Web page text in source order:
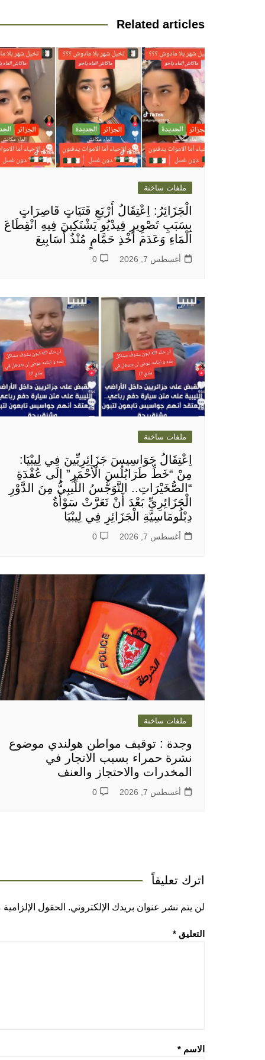
Related articles
ملفات ساخنة
الْجَزَائِرُ: اِعْتِقَالُ أَرْبَعِ فَتَيَاتٍ قَاصِرَاتٍ
بِسَبَبِ تَصْوِيرِ فِيدْيُو يَشْتَكِينَ فِيهِ انْقِطَاعَ
الْمَاءِ وَعَدَمَ أَخْذِ حَمَّامٍ مُنْذُ أَسَابِيعَ
أغسطس 7, 2026 0
ملفات ساخنة
اِعْتِقَالُ جَوَاسِيسَ جَزَائِرِيِّينَ فِي لِيبْيَا:
مِنْ “خَطِّ طَرَابُلُسَ الْأَحْمَرِ” إِلَى عُقْدَةِ
“الصُّخَيْرَاتِ.. التَّوَجُّسُ اللِّيبِيُّ مِنَ الدَّوْرِ
الْجَزَائِرِيِّ بَعْدَ أَنْ تَعَرَّتْ سَوْأَةُ
دِبْلُومَاسِيَّةِ الْجَزَائِرِ فِي لِيبْيَا
أغسطس 7, 2026 0
ملفات ساخنة
وجدة : توقيف مواطن هولندي موضوع
نشرة حمراء بسبب الاتجار في
المخدرات والاحتجاز والعنف
أغسطس 7, 2026 0
اترك تعليقاً
لن يتم نشر عنوان بريدك الإلكتروني. الحقول الإلزامية
التعليق *
الاسم *